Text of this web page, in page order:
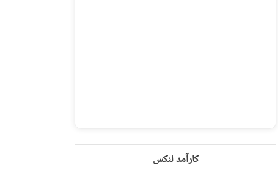
کارآمد لنکس